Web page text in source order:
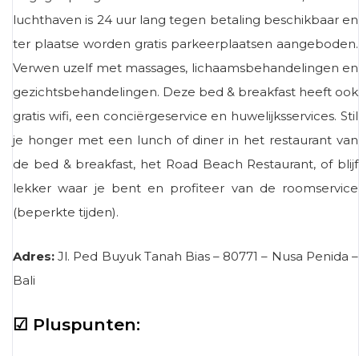
luchthaven is 24 uur lang tegen betaling beschikbaar en
ter plaatse worden gratis parkeerplaatsen aangeboden.
Verwen uzelf met massages, lichaamsbehandelingen en
gezichtsbehandelingen. Deze bed & breakfast heeft ook
gratis wifi, een conciërgeservice en huwelijksservices. Stil
je honger met een lunch of diner in het restaurant van
de bed & breakfast, het Road Beach Restaurant, of blijf
lekker waar je bent en profiteer van de roomservice
(beperkte tijden).
Adres: Jl. Ped Buyuk Tanah Bias – 80771 – Nusa Penida –
Bali
☑ Pluspunten: